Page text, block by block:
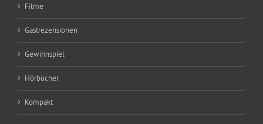
Filme
Gastrezensionen
Gewinnspiel
Hörbücher
Kompakt